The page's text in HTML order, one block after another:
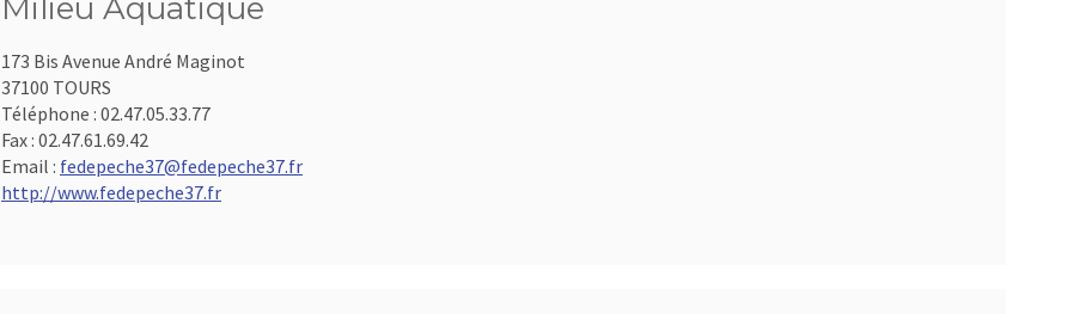
Milieu Aquatique
173 Bis Avenue André Maginot
37100 TOURS
Téléphone : 02.47.05.33.77
Fax : 02.47.61.69.42
Email : fedepeche37@fedepeche37.fr
http://www.fedepeche37.fr